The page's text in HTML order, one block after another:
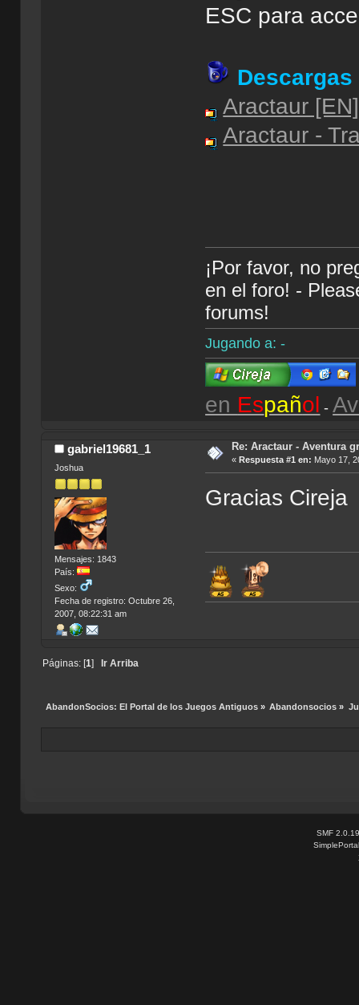
ESC para
Descargas
Aractaur
Aractaur -
¡Por favor, no
en el foro! -
forums!
Jugando a: -
en Español -
gabriel19681_1
Joshua
Mensajes: 1843
País:
Sexo:
Fecha de registro: Octubre 26,
2007, 08:22:31 am
Re: Aractaur - Aventura
« Respuesta #1 en: Mayo 17,
Gracias
Páginas: [1] Ir Arriba
AbandonSocios: El Portal de los Juegos Antiguos» Abandonsocios »
SMF 2.0.19